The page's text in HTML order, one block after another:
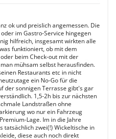
ok und preislich angemessen. Die
im Gastro-Service hingegen
hilfreich, insgesamt wirkten alle
funktioniert, ob mit dem
beim Check-out mit der
mühsam selbst herausfinden.
Restaurants etc in nicht
ein No-Go für die
der sonnigen Terrasse gibt's gar
1,5-2h bis zur nächsten
Landstraßen ohne
wo nur ein Fahrzeug
Lage. Im in die Jahre
tatsächlich zwei(!) Wickeltische in
diese auch noch direkt